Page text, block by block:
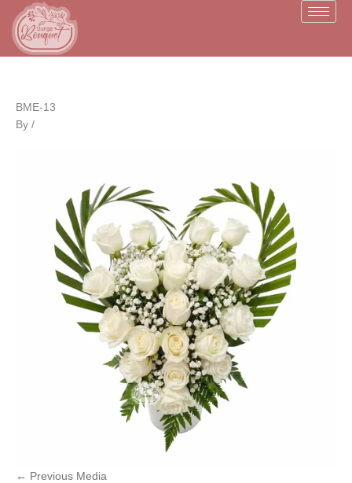
content
BME-13
By /
← Previous Media